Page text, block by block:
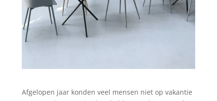
Afgelopen jaar konden veel mensen niet op vakantie